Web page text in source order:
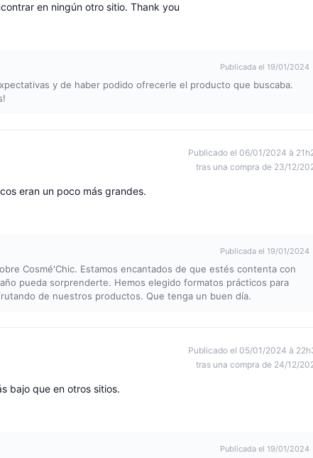
en ningún otro sitio. Thank you
Publicada el 19/01/2024
y de haber podido ofrecerle el producto que buscaba.
Publicado el 06/01/2024 à
tras una compra de 23/12/
eran un poco más grandes.
Publicada el 19/01/2024
Cosmé'Chic. Estamos encantados de que estés contenta con
pueda sorprenderte. Hemos elegido formatos prácticos para
de nuestros productos. Que tenga un buen día.
Publicado el 05/01/2024 à
tras una compra de 24/12/
bajo que en otros sitios.
Publicada el 19/01/2024